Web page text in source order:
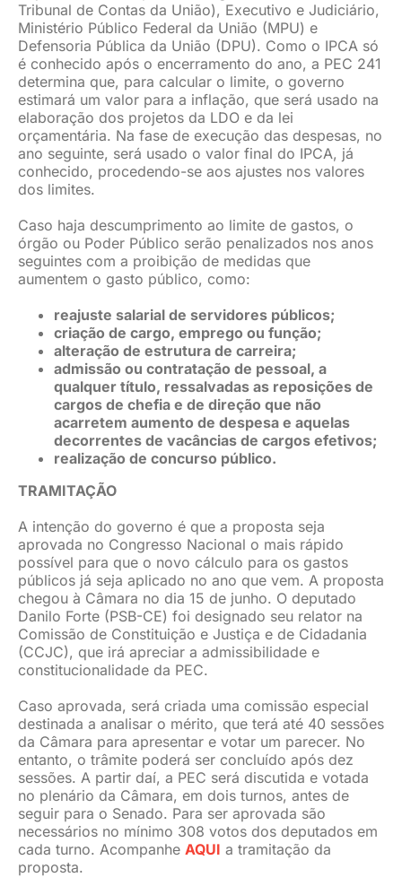
Tribunal de Contas da União), Executivo e Judiciário,
Ministério Público Federal da União (MPU) e
Defensoria Pública da União (DPU). Como o IPCA só
é conhecido após o encerramento do ano, a PEC 241
determina que, para calcular o limite, o governo
estimará um valor para a inflação, que será usado na
elaboração dos projetos da LDO e da lei
orçamentária. Na fase de execução das despesas, no
ano seguinte, será usado o valor final do IPCA, já
conhecido, procedendo-se aos ajustes nos valores
dos limites.
Caso haja descumprimento ao limite de gastos, o
órgão ou Poder Público serão penalizados nos anos
seguintes com a proibição de medidas que
aumentem o gasto público, como:
reajuste salarial de servidores públicos;
criação de cargo, emprego ou função;
alteração de estrutura de carreira;
admissão ou contratação de pessoal, a
qualquer título, ressalvadas as reposições de
cargos de chefia e de direção que não
acarretem aumento de despesa e aquelas
decorrentes de vacâncias de cargos efetivos;
realização de concurso público.
TRAMITAÇÃO
A intenção do governo é que a proposta seja
aprovada no Congresso Nacional o mais rápido
possível para que o novo cálculo para os gastos
públicos já seja aplicado no ano que vem. A proposta
chegou à Câmara no dia 15 de junho. O deputado
Danilo Forte (PSB-CE) foi designado seu relator na
Comissão de Constituição e Justiça e de Cidadania
(CCJC), que irá apreciar a admissibilidade e
constitucionalidade da PEC.
Caso aprovada, será criada uma comissão especial
destinada a analisar o mérito, que terá até 40 sessões
da Câmara para apresentar e votar um parecer. No
entanto, o trâmite poderá ser concluído após dez
sessões. A partir daí, a PEC será discutida e votada
no plenário da Câmara, em dois turnos, antes de
seguir para o Senado. Para ser aprovada são
necessários no mínimo 308 votos dos deputados em
cada turno. Acompanhe AQUI a tramitação da
proposta.